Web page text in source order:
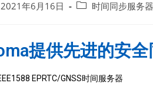
2021年6月16日 时间同步服务
提供先进的安全
EPRTC/GNSS时间服务器